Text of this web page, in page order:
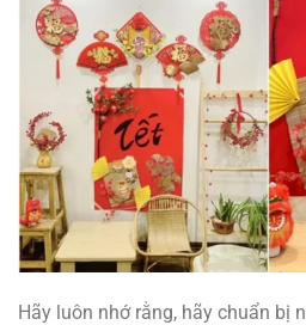
Hãy luôn nhớ rằng, hãy chuẩn bị